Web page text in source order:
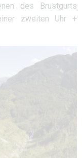
des Brustgurts
zweiten Uhr +